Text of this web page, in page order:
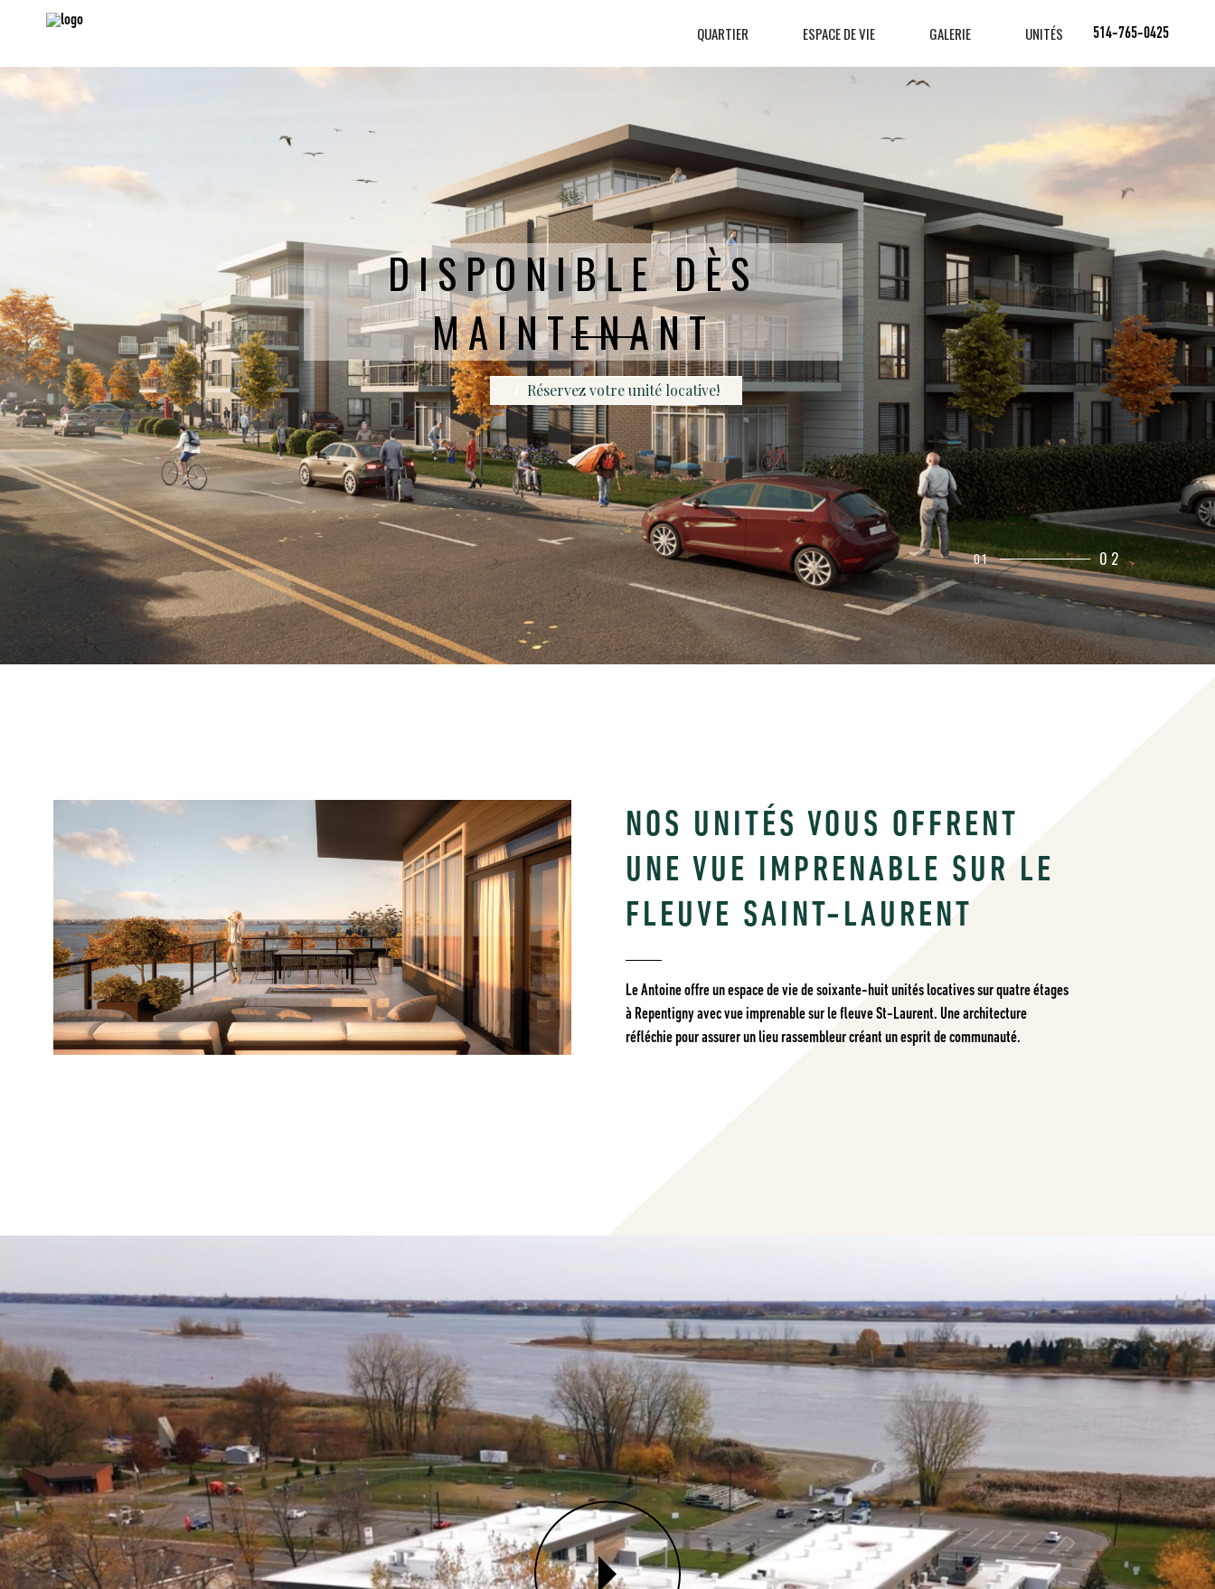
QUARTIER ESPACE DE VIE GALERIE UNITÉS 514-765-0425
RETROUVEZ LA VIE QUI VOUS
RESSEMBLE AU BORD DE L'EAU
Réservez votre unité locative!
NOS UNITÉS VOUS OFFRENT
UNE VUE IMPRENABLE SUR LE
FLEUVE SAINT-LAURENT
Le Antoine offre un espace de vie de soixante-huit unités locatives sur quatre étages
à Repentigny avec vue imprenable sur le fleuve St-Laurent. Une architecture
réfléchie pour assurer un lieu rassembleur créant un esprit de communauté.